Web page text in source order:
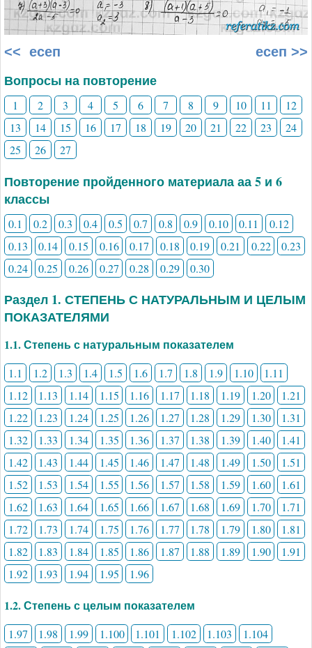
<< есеп есеп >>
Вопросы на повторение
1 2 3 4 5 6 7 8 9 10 11
12
13
14 15 16 17 18 19 20 21 22 23
24
25
26 27
Повторение пройденного материала аа 5 и 6
классы
0.1 0.2 0.3 0.4 0.5 0.7 0.8 0.9 0.10 0.11
0.12
0.13
0.14 0.15 0.16 0.17 0.18 0.19 0.21 0.22
0.23
0.24
0.25 0.26 0.27 0.28 0.29 0.30
Раздел 1. СТЕПЕНЬ С НАТУРАЛЬНЫМ И ЦЕЛЫМ
ПОКАЗАТЕЛЯМИ
1.1. Степень с натуральным показателем
1.1 1.2 1.3 1.4 1.5 1.6 1.7 1.8 1.9 1.10
1.11
1.12
1.13 1.14 1.15 1.16 1.17 1.18 1.19 1.20
1.21
1.22
1.23 1.24 1.25 1.26 1.27 1.28 1.29 1.30
1.31
1.32
1.33 1.34 1.35 1.36 1.37 1.38 1.39 1.40
1.41
1.42
1.43 1.44 1.45 1.46 1.47 1.48 1.49 1.50
1.51
1.52
1.53 1.54 1.55 1.56 1.57 1.58 1.59 1.60
1.61
1.62
1.63 1.64 1.65 1.66 1.67 1.68 1.69 1.70
1.71
1.72
1.73 1.74 1.75 1.76 1.77 1.78 1.79 1.80
1.81
1.82
1.83 1.84 1.85 1.86 1.87 1.88 1.89 1.90
1.91
1.92
1.93 1.94 1.95 1.96
1.2. Степень с целым показателем
1.97 1.98 1.99 1.100 1.101 1.102 1.103
1.104